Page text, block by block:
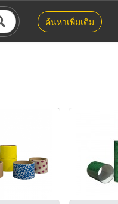
ค้นหาเพิ่มเติม